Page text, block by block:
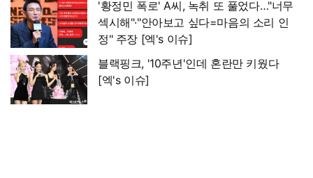
'황정민 폭로' A씨, 녹취 또 풀었다…"너무
섹시해"·"안아보고 싶다=마음의 소리 인
정" 주장 [엑's 이슈]
블랙핑크, '10주년'인데 혼란만 키웠다
[엑's 이슈]